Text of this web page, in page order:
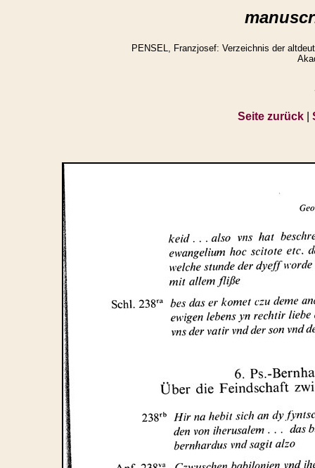
PENSEL, Franzjosef: Verzeichnis der
Seite zurück|